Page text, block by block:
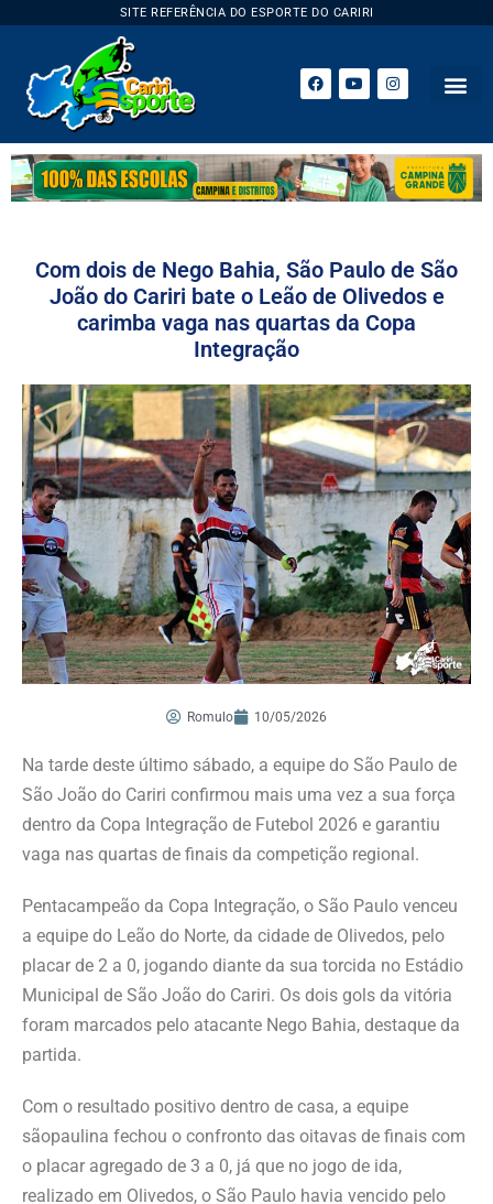
SITE REFERÊNCIA DO ESPORTE DO CARIRI
Com dois de Nego Bahia, São Paulo de São
João do Cariri bate o Leão de Olivedos e
carimba vaga nas quartas da Copa
Integração
Romulo 10/05/2026
Na tarde deste último sábado, a equipe do São Paulo de
São João do Cariri confirmou mais uma vez a sua força
dentro da Copa Integração de Futebol 2026 e garantiu
vaga nas quartas de finais da competição regional.
Pentacampeão da Copa Integração, o São Paulo venceu
a equipe do Leão do Norte, da cidade de Olivedos, pelo
placar de 2 a 0, jogando diante da sua torcida no Estádio
Municipal de São João do Cariri. Os dois gols da vitória
foram marcados pelo atacante Nego Bahia, destaque da
partida.
Com o resultado positivo dentro de casa, a equipe
sãopaulina fechou o confronto das oitavas de finais com
o placar agregado de 3 a 0, já que no jogo de ida,
realizado em Olivedos, o São Paulo havia vencido pelo